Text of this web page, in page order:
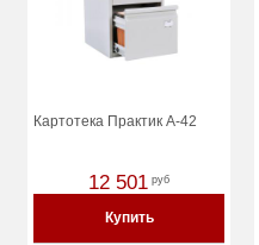
Картотека Практик А-42
12 501 руб
Купить